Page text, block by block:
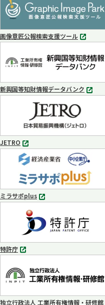
で
開
く
画像意匠公報検索支援ツール
別
ブ
で
く
新興国等知財情報データバンク
別
開
く
JETRO
別
タ
ブ
で
開
く
ミラサポplus
別
ブ
で
開
く
特許庁
別
ブ
で
く
独立行政法人 工業所有権情報・研修館